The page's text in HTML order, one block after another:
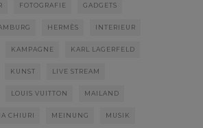
FOTOGRAFIE GADGETS
HERMÈS INTERIEUR
KAMPAGNE KARL LAGERFELD
KUNST LIVE STREAM
LOUIS VUITTON MAILAND
CHIURI MEINUNG MUSIK